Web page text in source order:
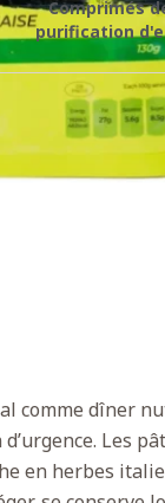
Comprimés
purification
Aquatabs, 50
comme dîner
Les
en herbes